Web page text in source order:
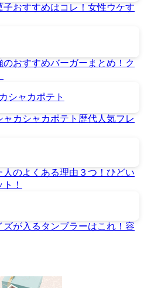
おすすめはコレ！女性ウケす
おすすめバーガーまとめ！ク
ャカシャカポテト歴代人気フレ
のよくある理由３つ！ひどい
！
ズが入るタンブラーはこれ！容